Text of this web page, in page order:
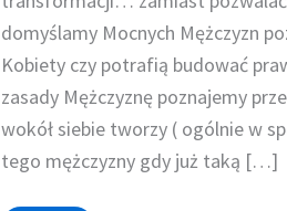
domyślamy Mocnych Mężczyzn
Kobiety czy potrafią budować
zasady Mężczyznę poznajemy
wokół siebie tworzy ( ogólnie w
tego mężczyzny gdy już taką […]